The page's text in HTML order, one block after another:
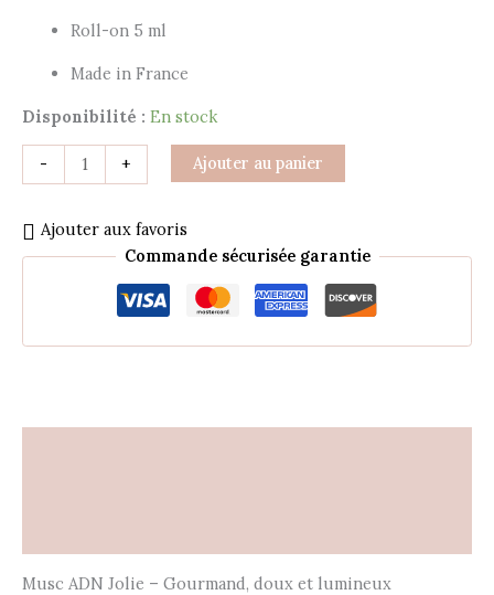
Roll-on 5 ml
Made in France
Disponibilité : En stock
- + Ajouter au panier
Ajouter aux favoris
Commande sécurisée garantie
Musc ADN Jolie – Gourmand, doux et lumineux